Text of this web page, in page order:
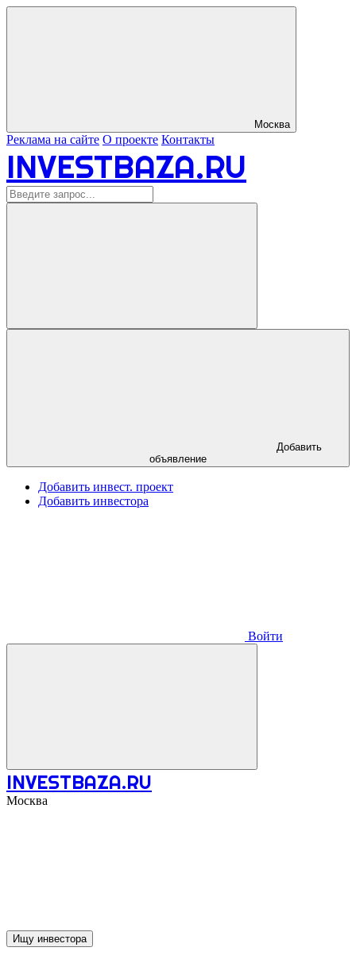
Москва
Реклама на сайте О проекте Контакты
INVESTBAZA.RU
объявление
Добавить инвест. проект
Добавить инвестора
Войти
INVESTBAZA.RU
Москва
Ищу инвестора